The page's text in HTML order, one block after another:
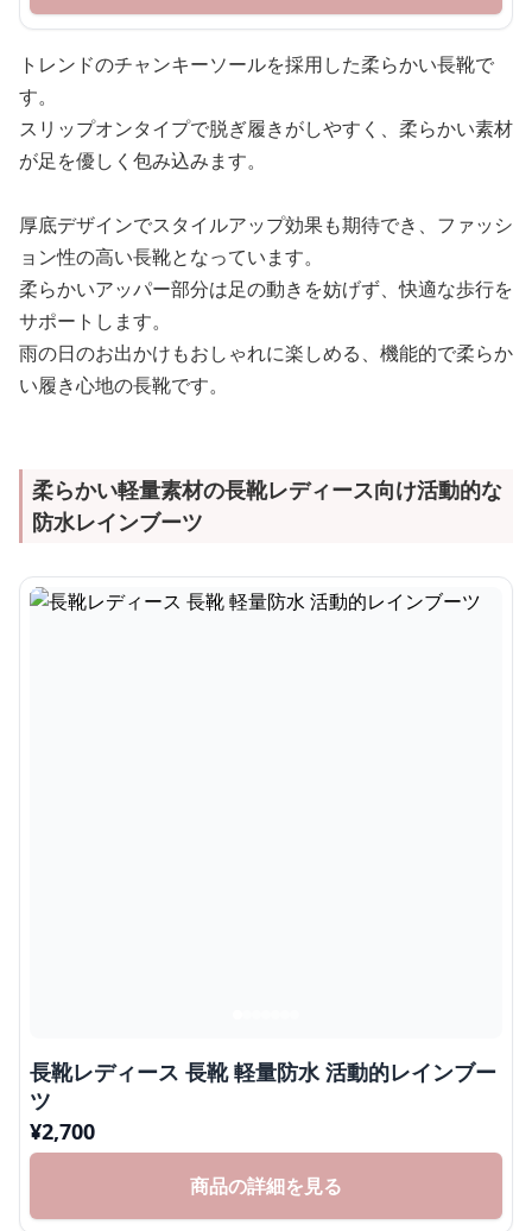
トレンドのチャンキーソールを採用した柔らかい長靴で
す。
スリップオンタイプで脱ぎ履きがしやすく、柔らかい素材
が足を優しく包み込みます。
厚底デザインでスタイルアップ効果も期待でき、ファッシ
ョン性の高い長靴となっています。
柔らかいアッパー部分は足の動きを妨げず、快適な歩行を
サポートします。
雨の日のお出かけもおしゃれに楽しめる、機能的で柔らか
い履き心地の長靴です。
柔らかい軽量素材の長靴レディース向け活動的な
防水レインブーツ
長靴レディース 長靴 軽量防水 活動的レインブー
ツ
¥2,700
商品の詳細を見る